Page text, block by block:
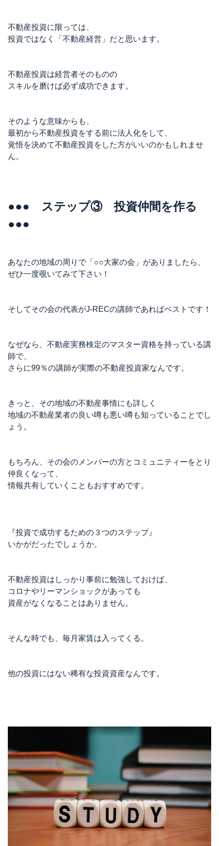
不動産投資に限っては、
投資ではなく「不動産経営」だと思います。
不動産投資は経営者そのものの
スキルを磨けば必ず成功できます。
そのような意味からも、
最初から不動産投資をする前に法人化をして、
覚悟を決めて不動産投資をした方がいいのかもしれませ
ん。
●●● ステップ③ 投資仲間を作る
●●●
あなたの地域の周りで「○○大家の会」がありましたら、
ぜひ一度覗いてみて下さい！
そしてその会の代表がJ-RECの講師であればベストです！
なぜなら、不動産実務検定のマスター資格を持っている講
師で、
さらに99％の講師が実際の不動産投資家なんです。
きっと、その地域の不動産事情にも詳しく
地域の不動産業者の良い噂も悪い噂も知っていることでし
ょう。
もちろん、その会のメンバーの方とコミュニティーをとり
仲良くなって、
情報共有していくこともおすすめです。
『投資で成功するための３つのステップ』
いかがだったでしょうか。
不動産投資はしっかり事前に勉強しておけば、
コロナやリーマンショックがあっても
資産がなくなることはありません。
そんな時でも、毎月家賃は入ってくる。
他の投資にはない稀有な投資資産なんです。